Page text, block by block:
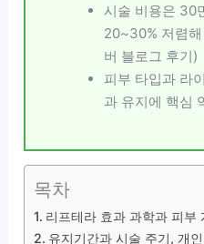
시술 비용은 30
20~30% 저렴
버 블로그 후기)
피부 타입과 라
과 유지에 핵심
목차
리프테라 효과 과학과 피부
유지기간과 시술 주기, 개